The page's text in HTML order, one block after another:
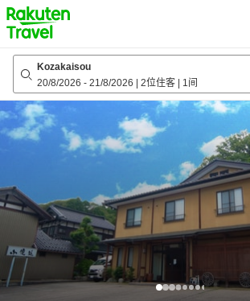
to
top
page
Kozakaisou
20/8/2026 - 21/8/2026 2位住客 1间